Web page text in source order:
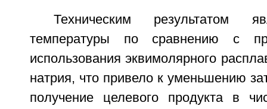
Техническим результатом
температуры по сравнению с
использования эквимолярного
натрия, что привело к уменьшению
получение целевого продукта в